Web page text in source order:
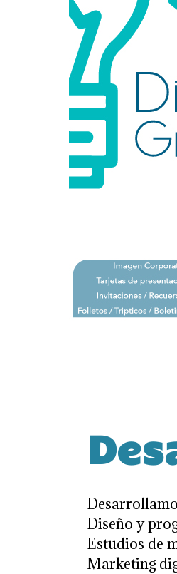
Diseño y
Estudios de
Marketing